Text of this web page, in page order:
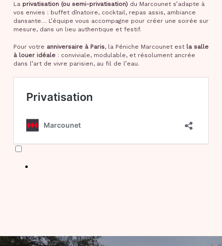
La privatisation (ou semi-privatisation)du Marcounet s’adapte à
vos envies : buffet dînatoire, cocktail, repas assis, ambiance
dansante… L’équipe vous accompagne pour créer une soirée sur
mesure, dans un lieu authentique et festif.
Pour votre anniversaire à Paris, la Péniche Marcounet est la salle
à louer idéale: conviviale, modulable, et résolument ancrée
dans l’art de vivre parisien, au fil de l’eau.